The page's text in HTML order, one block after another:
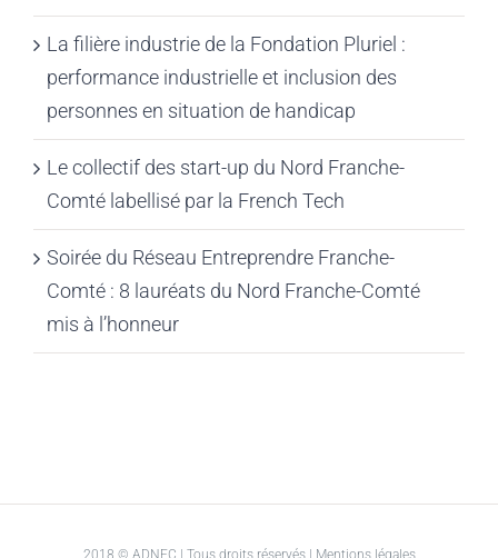
La filière industrie de la Fondation Pluriel :
performance industrielle et inclusion des
personnes en situation de handicap
Le collectif des start-up du Nord Franche-
Comté labellisé par la French Tech
Soirée du Réseau Entreprendre Franche-
Comté : 8 lauréats du Nord Franche-Comté
mis à l’honneur
2018 © ADNFC | Tous droits réservés | Mentions légales